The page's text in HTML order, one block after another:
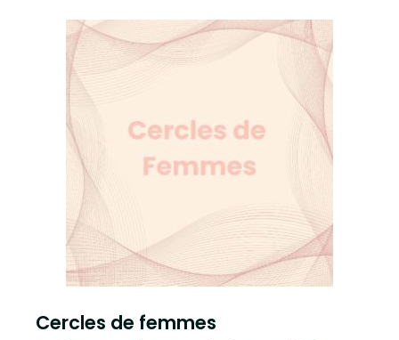
Cercles de femmes